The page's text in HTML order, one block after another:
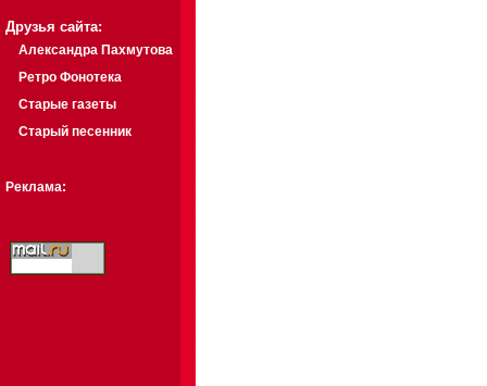
Друзья сайта:
Александра Пахмутова
Ретро Фонотека
Старые газеты
Старый песенник
Реклама: